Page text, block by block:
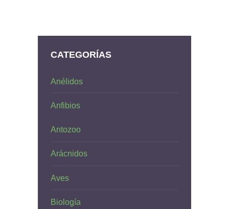
CATEGORÍAS
Anélidos
Anfibios
Antozoo
Arácnidos
Aves
Biología